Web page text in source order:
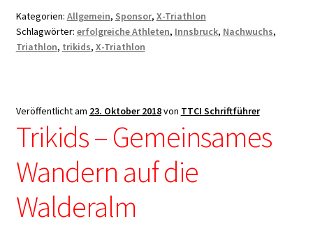
Kategorien: Allgemein, Sponsor, X-Triathlon
Schlagwörter: erfolgreiche Athleten, Innsbruck, Nachwuchs,
Triathlon, trikids, X-Triathlon
Veröffentlicht am 23. Oktober 2018von TTCI Schriftführer
Trikids – Gemeinsames
Wandern auf die
Walderalm